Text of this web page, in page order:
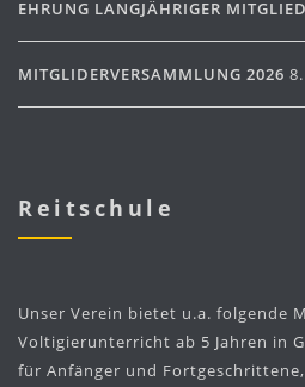
EHRUNG LANGJÄHRIGER
MITGLIDERVERSAMMLUNG 2026
Reitschule
Unser Verein bietet u.a. folgende
Voltigierunterricht ab 5 Jahren in
für Anfänger und